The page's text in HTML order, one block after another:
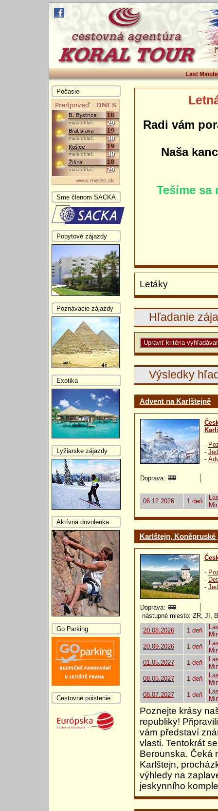
Last Minute
Radi vám
Naša
Tešíme sa
Letáky
Hľadanie
Výsledky
Advent na Karlštejně
-
-
-
Doprava:
06.12.2026 1 deň
Karlštejn, Koněpruské
-
-
-
Doprava:
nástupné miesto: ZR, JI,
20.08.2026
1 deň
20.09.2026
1 deň
01.05.2027
1 deň
08.05.2027
1 deň
08.07.2027
1 deň
Poznejte krásy
republiky!
vám představí
vlasti. Tentokrát
Berounska. Čeká
Karlštejn,
výhledy na
jeskynního
Počasie
Sme členom SACKA
Pobytové zájazdy
Poznávacie zájazdy
Exotika
Lyžiarske zájazdy
Aktívna dovolenka
Go Parking
Cestovné poistenie